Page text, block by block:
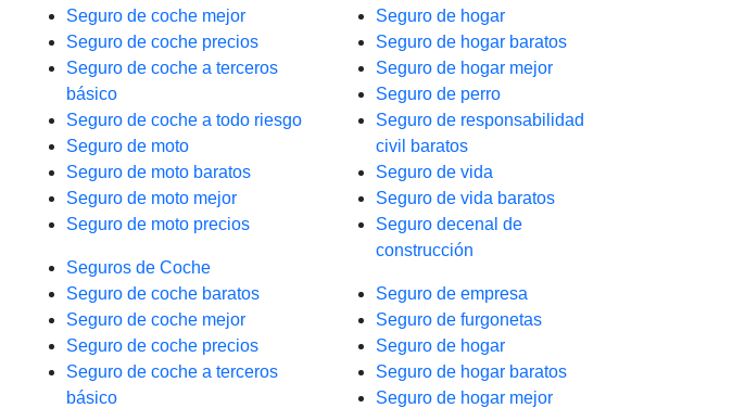
Seguro de coche mejor
Seguro de coche precios
Seguro de coche a terceros
básico
Seguro de coche a todo riesgo
Seguro de moto
Seguro de moto baratos
Seguro de moto mejor
Seguro de moto precios
Seguros de Coche
Seguro de coche baratos
Seguro de coche mejor
Seguro de coche precios
Seguro de coche a terceros
básico
Seguro de hogar
Seguro de hogar baratos
Seguro de hogar mejor
Seguro de perro
Seguro de responsabilidad
civil baratos
Seguro de vida
Seguro de vida baratos
Seguro decenal de
construcción
Seguro de empresa
Seguro de furgonetas
Seguro de hogar
Seguro de hogar baratos
Seguro de hogar mejor